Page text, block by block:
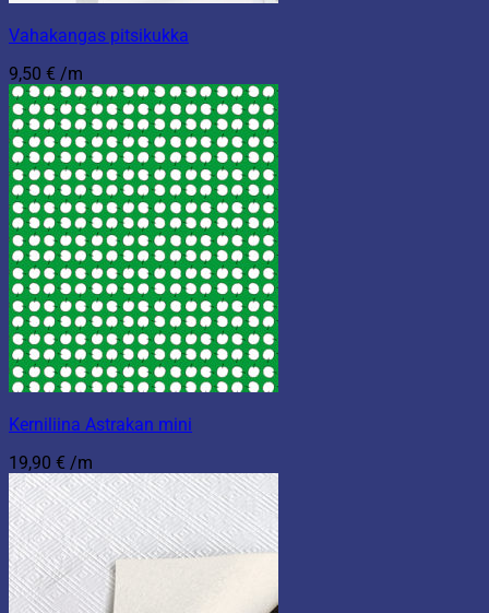
Vahakangas pitsikukka
9,50 € /m
Kerniliina Astrakan mini
19,90 € /m